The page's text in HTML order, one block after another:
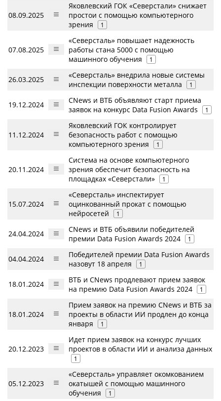
08.09.2025
Яковлевский ГОК «Северстали» снижает
простои с помощью компьютерного
зрения
1
07.08.2025
«Северсталь» повышает надежность
работы стана 5000 с помощью
машинного обучения
1
26.03.2025
«Северсталь» внедрила новые системы
инспекции поверхности металла
1
19.12.2024
CNews и ВТБ объявляют старт приема
заявок на конкурс Data Fusion Awards
1
11.12.2024
Яковлевский ГОК контролирует
безопасность работ с помощью
компьютерного зрения
1
20.11.2024
Система на основе компьютерного
зрения обеспечит безопасность на
площадках «Северстали»
1
15.07.2024
«Северсталь» инспектирует
оцинкованный прокат с помощью
нейросетей
1
24.04.2024
CNews и ВТБ объявили победителей
премии Data Fusion Awards 2024
1
04.04.2024
Победителей премии Data Fusion Awards
назовут 18 апреля
1
18.01.2024
ВТБ и CNews продлевают прием заявок
на премию Data Fusion Awards 2024
1
18.01.2024
Прием заявок на премию CNews и ВТБ за
проекты в области ИИ продлен до конца
января
1
20.12.2023
Идет прием заявок на конкурс лучших
проектов в области ИИ и анализа данных
1
05.12.2023
«Северсталь» управляет окомкованием
окатышей с помощью машинного
обучения
1